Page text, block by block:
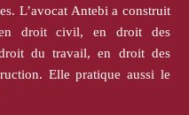
L’avocat Antebi a construit
en droit civil, en droit des
du travail, en droit des
Elle pratique aussi le